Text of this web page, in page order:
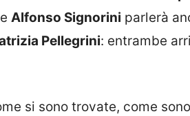
Alfonso Signorini parlerà
Pellegrini: entrambe
si sono trovate, come